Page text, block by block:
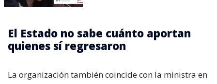
El Estado no sabe cuánto aportan
quienes sí regresaron
La organización también coincide con la ministra en